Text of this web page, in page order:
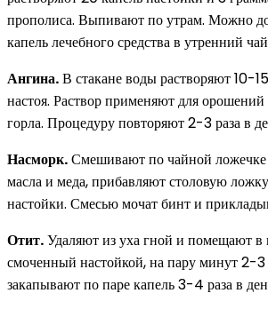
прополиса. Выпивают по утрам. Можно
капель лечебного средства в утренний
Ангина.В стакане воды растворяют 10-
настоя. Раствор применяют для
горла. Процедуру повторяют 2-3 раза в
Насморк.Смешивают по чайной ложечке
масла и меда, прибавляют столовую
настойки. Смесью мочат бинт и
Отит.Удаляют из уха гной и помещают в
смоченный настойкой, на пару минут 2-3
закапывают по паре капель 3-4 раза в